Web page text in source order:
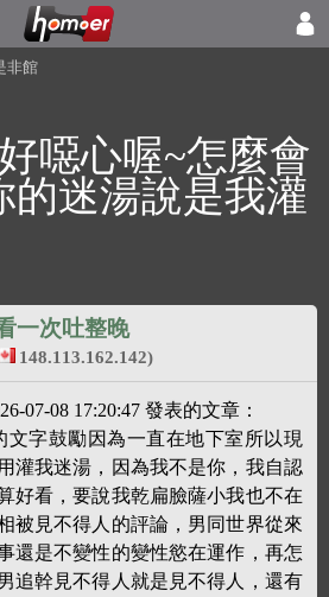
非館
噁心喔~怎麼會
的迷湯說是我灌
一次吐整晚
148.113.162.142)
07-08 17:20:47 發表的文章：
文字鼓勵因為一直在地下室所以現
灌我迷湯，因為我不是你，我自認
好看，要說我乾扁臉薩小我也不在
被見不得人的評論，男同世界從來
還是不變性的變性慾在運作，再怎
追幹見不得人就是見不得人，還有